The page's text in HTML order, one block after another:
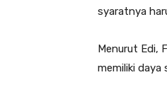
syaratnya
Menurut Edi,
memiliki daya